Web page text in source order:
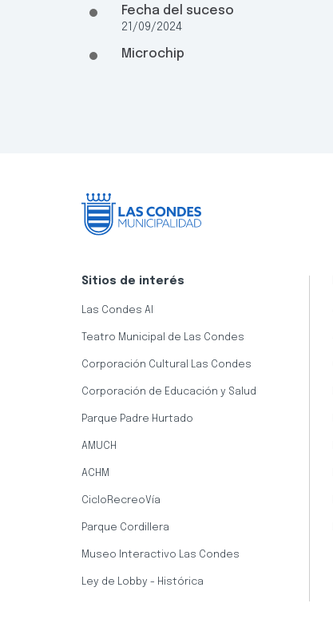
Fecha del suceso
21/09/2024
Microchip
Sitios de interés
Las Condes AI
Teatro Municipal de Las Condes
Corporación Cultural Las Condes
Corporación de Educación y Salud
Parque Padre Hurtado
AMUCH
ACHM
CicloRecreoVía
Parque Cordillera
Museo Interactivo Las Condes
Ley de Lobby - Histórica